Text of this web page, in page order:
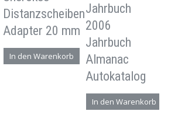
Distanzscheiben
Adapter 20 mm
In den Warenkorb
Jahrbuch
2006
Jahrbuch
Almanac
Autokatalog
In den Warenkorb